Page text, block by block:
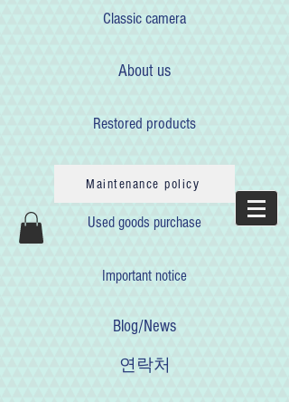
Classic camera
About us
Restored products
Maintenance policy
Used goods purchase
Important notice
Blog/News
연락처